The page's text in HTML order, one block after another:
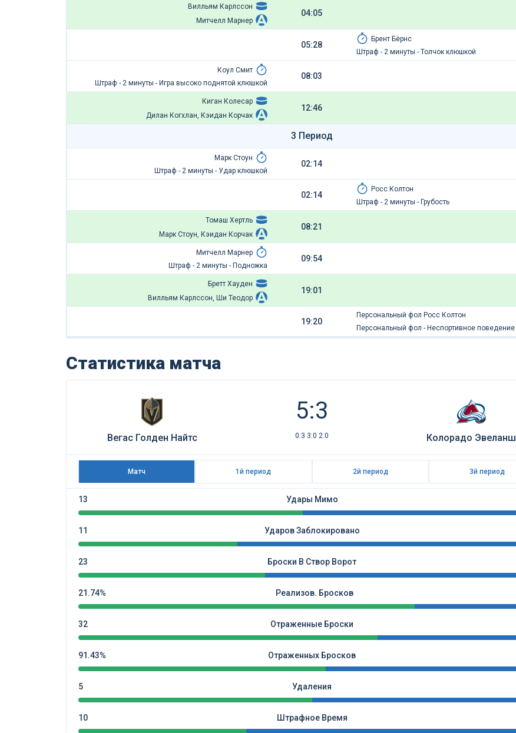
Вилльям Карлссон
Митчелл Марнер
04:05
05:28
Брент Бёрнс
Штраф - 2 минуты - Толчок клюшкой
Коул Смит
Штраф - 2 минуты - Игра высоко поднятой клюшкой
08:03
Киган Колесар
Дилан Когхлан, Кэидан Корчак
12:46
3 Период
Марк Стоун
Штраф - 2 минуты - Удар клюшкой
02:14
02:14
Росс Колтон
Штраф - 2 минуты - Грубость
Томаш Хертль
Марк Стоун, Кэидан Корчак
08:21
Митчелл Марнер
Штраф - 2 минуты - Подножка
09:54
Бретт Хауден
Вилльям Карлссон, Ши Теодор
19:01
19:20
Персональный фол Росс Колтон
Персональный фол - Неспортивное поведение
Статистика матча
Вегас Голден Найтс
5:3
0:3 3:0 2:0 Колорадо Эвеланш
Матч 1й период 2й период 3й период
13 Удары Мимо
11 Ударов Заблокировано
23 Броски В Створ Ворот
21.74% Реализов. Бросков
32 Отраженные Броски
91.43% Отраженных Бросков
5 Удаления
10 Штрафное Время